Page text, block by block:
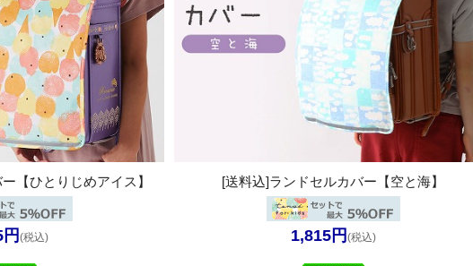
【ひとりじめアイス】
(税込)
[送料込]ランドセルカバー【空と海】
1,815円 (税込)